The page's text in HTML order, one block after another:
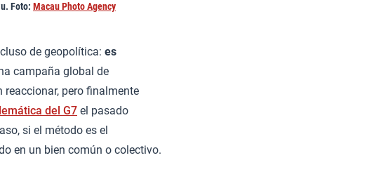
Foto: Macau Photo Agency
de geopolítica: es
campaña global de
reaccionar, pero finalmente
del G7 el pasado
si el método es el
en un bien común o colectivo.